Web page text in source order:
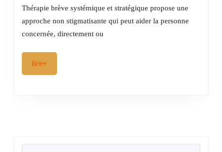
Thérapie brève systémique et stratégique propose une
approche non stigmatisante qui peut aider la personne
concernée, directement ou
lire+